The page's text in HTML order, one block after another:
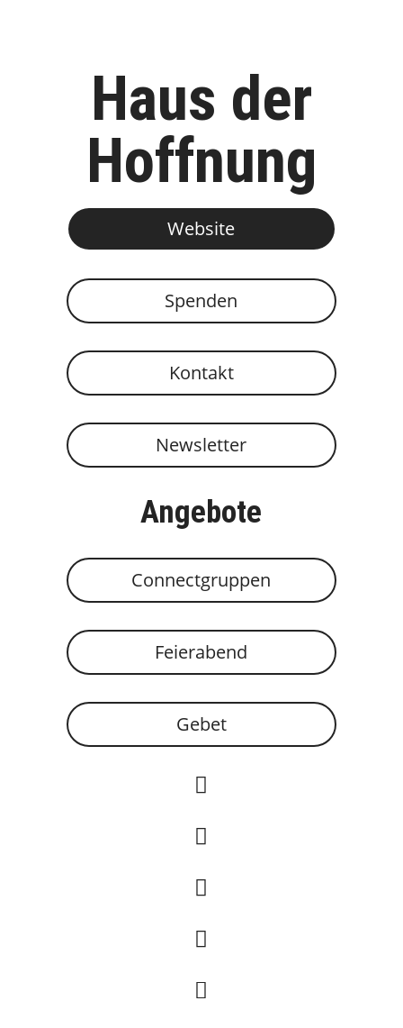
Haus der
Hoffnung
Website
Spenden
Kontakt
Newsletter
Angebote
Connectgruppen
Feierabend
Gebet




